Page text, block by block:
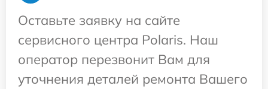
Оставьте заявку на сайте
сервисного центра Polaris. Наш
оператор перезвонит Вам для
уточнения деталей ремонта Вашего